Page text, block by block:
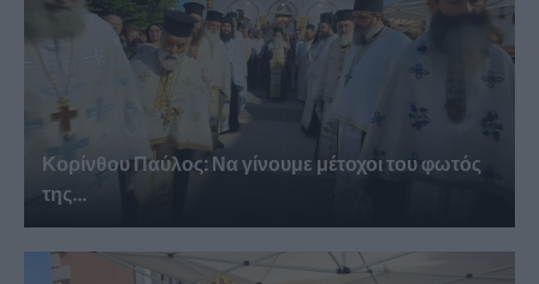
Κορίνθου Παύλος: Να γίνουμε μέτοχοι του φωτός
της...